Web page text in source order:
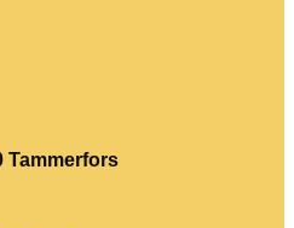
Tammerfors